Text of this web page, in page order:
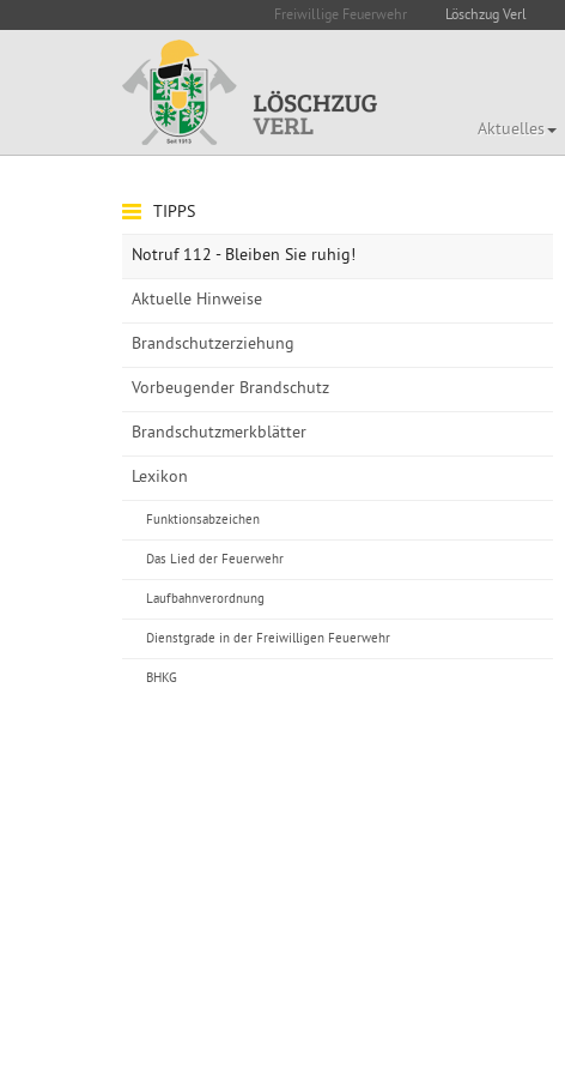
Freiwillige Feuerwehr Löschzug Verl
Aktuelles
TIPPS
Notruf 112 - Bleiben Sie ruhig!
Aktuelle Hinweise
Brandschutzerziehung
Vorbeugender Brandschutz
Brandschutzmerkblätter
Lexikon
Funktionsabzeichen
Das Lied der Feuerwehr
Laufbahnverordnung
Dienstgrade in der Freiwilligen Feuerwehr
BHKG